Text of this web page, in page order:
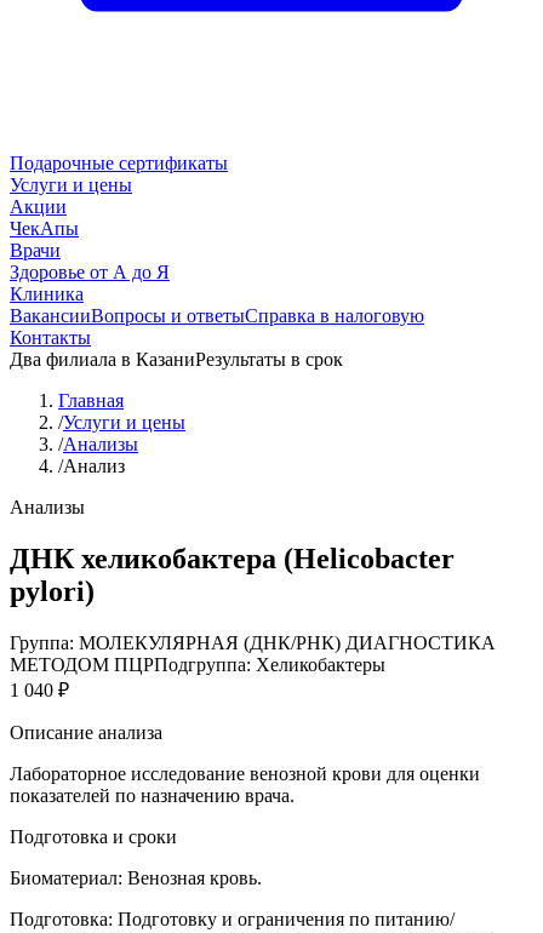
Подарочные сертификаты
Услуги и цены
Акции
ЧекАпы
Врачи
Здоровье от А до Я
Клиника
ВакансииВопросы и ответыСправка в налоговую
Контакты
Два филиала в КазаниРезультаты в срок
Главная
/Услуги и цены
/Анализы
/Анализ
Анализы
ДНК хеликобактера (Helicobacter
pylori)
Группа: МОЛЕКУЛЯРНАЯ (ДНК/РНК) ДИАГНОСТИКА
МЕТОДОМ ПЦРПодгруппа: Хеликобактеры
1 040 ₽
Описание анализа
Лабораторное исследование венозной крови для оценки
показателей по назначению врача.
Подготовка и сроки
Биоматериал: Венозная кровь.
Подготовка: Подготовку и ограничения по питанию/